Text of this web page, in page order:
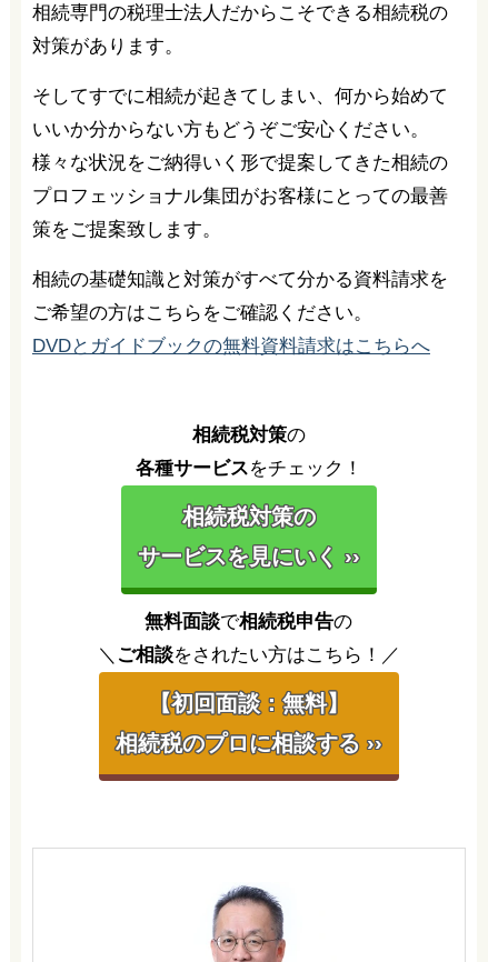
相続専門の税理士法人だからこそできる相続税の
対策があります。
そしてすでに相続が起きてしまい、何から始めて
いいか分からない方もどうぞご安心ください。
様々な状況をご納得いく形で提案してきた相続の
プロフェッショナル集団がお客様にとっての最善
策をご提案致します。
相続の基礎知識と対策がすべて分かる資料請求を
ご希望の方はこちらをご確認ください。
DVDとガイドブックの無料資料請求はこちらへ
相続税対策の
各種サービスをチェック！
相続税対策の
サービスを見にいく ››
無料面談で相続税申告の
＼ ご相談をされたい方はこちら！／
【初回面談：無料】
相続税のプロに相談する ››